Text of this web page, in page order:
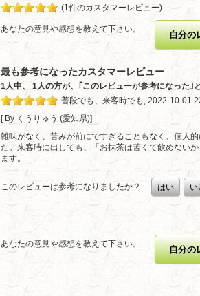
(1件のカスタマーレビュー)
あなたの意見や感想を教えて下さい。
自分の
最も参考になったカスタマーレビュー
1人中、 1人の方が、｢このレビューが参考になった｣
普段でも、来客時でも, 2022-10-01
[ By くうりゅう (愛知県)]
雑味がなく、苦みが前にですぎることもなく、個人
た。来客時に出しても、「お抹茶は苦くて飲めない
ます。
このレビューは参考になりましたか？ はい い
あなたの意見や感想を教えて下さい。
自分の